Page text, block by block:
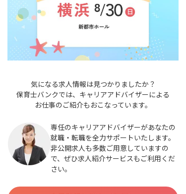
気になる求人情報は見つかりましたか？
保育士バンクでは、キャリアアドバイザーによる
お仕事のご紹介もおこなっています。
専任のキャリアアドバイザーがあなたの
就職・転職を全力サポートいたします。
非公開求人も多数ご用意していますの
で、ぜひ求人紹介サービスもご利用くだ
さい。